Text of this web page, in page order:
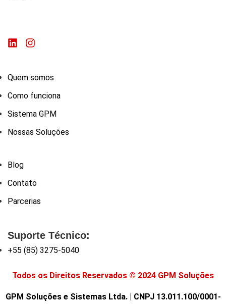
Quem somos
Como funciona
Sistema GPM
Nossas Soluções
Blog
Contato
Parcerias
Suporte Técnico:
+55 (85) 3275-5040
Todos os Direitos Reservados © 2024 GPM Soluções
GPM Soluções e Sistemas Ltda. | CNPJ 13.011.100/0001-